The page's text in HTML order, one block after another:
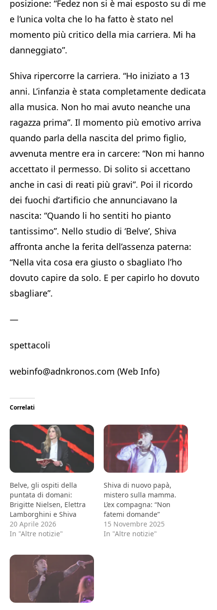
posizione: “Fedez non si è mai esposto su di me
e l’unica volta che lo ha fatto è stato nel
momento più critico della mia carriera. Mi ha
danneggiato”.
Shiva ripercorre la carriera. “Ho iniziato a 13
anni. L’infanzia è stata completamente dedicata
alla musica. Non ho mai avuto neanche una
ragazza prima”. Il momento più emotivo arriva
quando parla della nascita del primo figlio,
avvenuta mentre era in carcere: “Non mi hanno
accettato il permesso. Di solito si accettano
anche in casi di reati più gravi”. Poi il ricordo
dei fuochi d’artificio che annunciavano la
nascita: “Quando li ho sentiti ho pianto
tantissimo”. Nello studio di ‘Belve’, Shiva
affronta anche la ferita dell’assenza paterna:
“Nella vita cosa era giusto o sbagliato l’ho
dovuto capire da solo. E per capirlo ho dovuto
sbagliare”.
—
spettacoli
webinfo@adnkronos.com (Web Info)
Correlati
Belve, gli ospiti della
puntata di domani:
Brigitte Nielsen, Elettra
Lamborghini e Shiva
20 Aprile 2026
In "Altre notizie"
Shiva di nuovo papà,
mistero sulla mamma.
L’ex compagna: “Non
fatemi domande”
15 Novembre 2025
In "Altre notizie"